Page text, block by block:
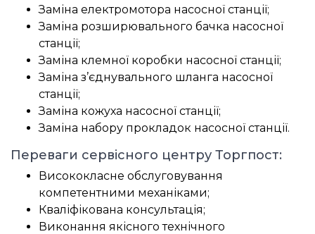
Заміна електромотора насосної станції;
Заміна розширювального бачка насосної
станції;
Заміна клемної коробки насосної станції;
Заміна з’єднувального шланга насосної
станції;
Заміна кожуха насосної станції;
Заміна набору прокладок насосної станції.
Переваги сервісного центру Торгпост:
Висококласне обслуговування
компетентними механіками;
Кваліфікована консультація;
Виконання якісного технічного